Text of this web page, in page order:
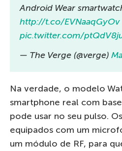
Android Wear
http://t.co/EVNaaqGyOv
pic.twitter.com/
— The Verge (@verge)
Na verdade, o modelo
smartphone real com
pode usar no seu pulso.
equipados com um
um módulo de RF, para